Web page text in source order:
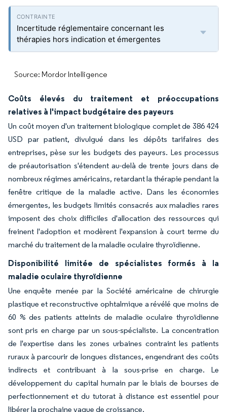
Incertitude réglementaire concernant les
thérapies hors indication et émergentes
Source: Mordor Intelligence
Coûts élevés du traitement et préoccupations
relatives à l'impact budgétaire des payeurs
Un coût moyen d'un traitement biologique complet de 386 424
USD par patient, divulgué dans les dépôts tarifaires des
entreprises, pèse sur les budgets des payeurs. Les processus
de préautorisation s'étendent au-delà de trente jours dans de
nombreux régimes américains, retardant la thérapie pendant la
fenêtre critique de la maladie active. Dans les économies
émergentes, les budgets limités consacrés aux maladies rares
imposent des choix difficiles d'allocation des ressources qui
freinent l'adoption et modèrent l'expansion à court terme du
marché du traitement de la maladie oculaire thyroïdienne.
Disponibilité limitée de spécialistes formés à la
maladie oculaire thyroïdienne
Une enquête menée par la Société américaine de chirurgie
plastique et reconstructive ophtalmique a révélé que moins de
60 % des patients atteints de maladie oculaire thyroïdienne
sont pris en charge par un sous-spécialiste. La concentration
de l'expertise dans les zones urbaines contraint les patients
ruraux à parcourir de longues distances, engendrant des coûts
indirects et contribuant à la sous-prise en charge. Le
développement du capital humain par le biais de bourses de
perfectionnement et du tutorat à distance est essentiel pour
libérer la prochaine vague de croissance.